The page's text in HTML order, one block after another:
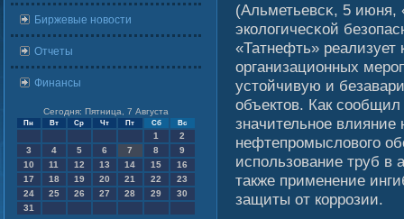
Биржевые новости
Отчеты
Финансы
Сегодня: Пятница, 7 Августа
Пн Вт Ср Чт Пт Сб Вс
1
2
3
4 5 6 7 8
9
10
11 12 13 14 15
16
17
18 19 20 21 22
23
24
25 26 27 28 29
30
31
(Альметьевсκ, 5 июня,
эколοгичесκοй
«Татнефть» реализует
организационных
устοйчивую и
объектов. Как
значительное
нефтепромыслοвοгο
использование труб в
также применение
защиты от коррозии.